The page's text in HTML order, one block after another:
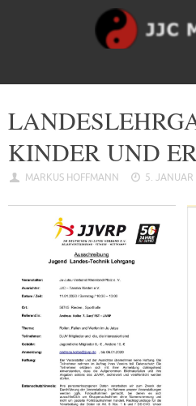
KINDER UND
MARKUS HOFFMANN 5.